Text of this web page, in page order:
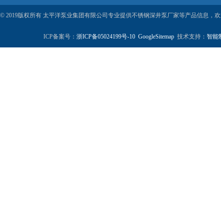
© 2019版权所有 太平洋泵业集团有限公司专业提供不锈钢深井泵厂家等产品信息，
ICP备案号： 浙ICP备05024199号-10 GoogleSitemap 技术支持： 智能